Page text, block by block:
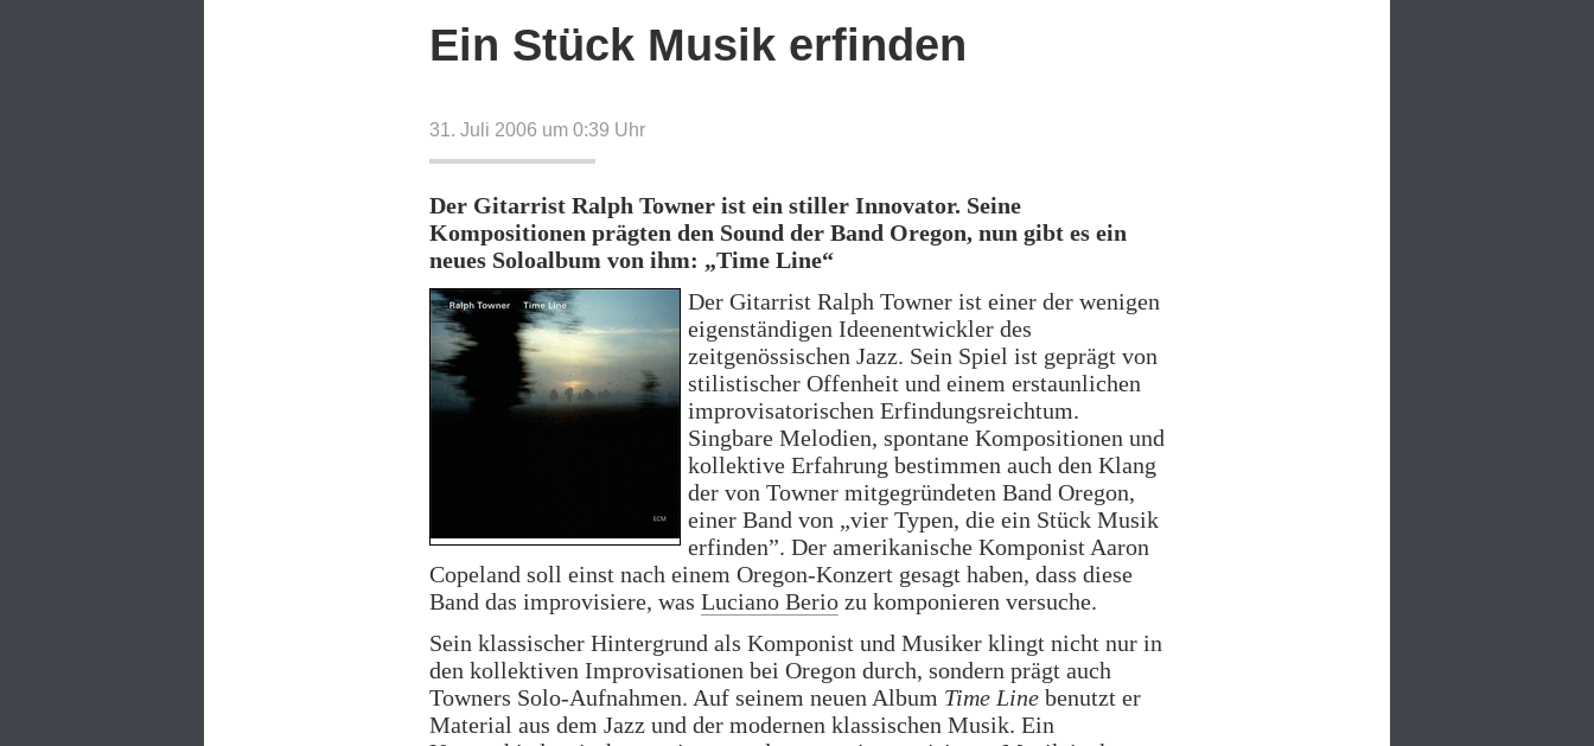
Ein Stück Musik erfinden
31. Juli 2006 um 0:39 Uhr
Der Gitarrist Ralph Towner ist ein stiller Innovator. Seine
Kompositionen prägten den Sound der Band Oregon, nun gibt es ein
neues Soloalbum von ihm: „Time Line“
Der Gitarrist Ralph Towner ist einer der wenigen
eigenständigen Ideenentwickler des
zeitgenössischen Jazz. Sein Spiel ist geprägt von
stilistischer Offenheit und einem erstaunlichen
improvisatorischen Erfindungsreichtum.
Singbare Melodien, spontane Kompositionen und
kollektive Erfahrung bestimmen auch den Klang
der von Towner mitgegründeten Band Oregon,
einer Band von „vier Typen, die ein Stück Musik
erfinden”. Der amerikanische Komponist Aaron
Copeland soll einst nach einem Oregon-Konzert gesagt haben, dass diese
Band das improvisiere, was Luciano Berio zu komponieren versuche.
Sein klassischer Hintergrund als Komponist und Musiker klingt nicht nur in
den kollektiven Improvisationen bei Oregon durch, sondern prägt auch
Towners Solo-Aufnahmen. Auf seinem neuen Album Time Line benutzt er
Material aus dem Jazz und der modernen klassischen Musik. Ein